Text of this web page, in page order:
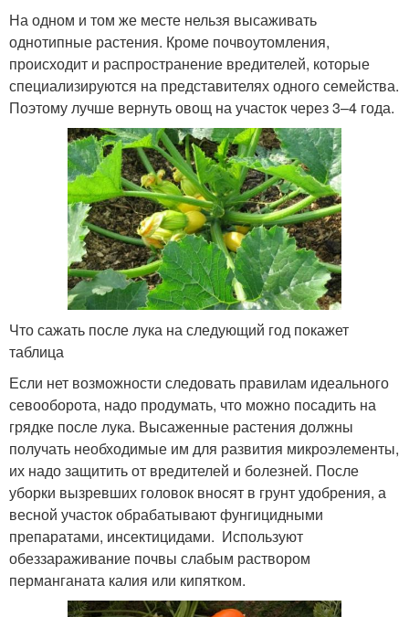
На одном и том же месте нельзя высаживать
однотипные растения. Кроме почвоутомления,
происходит и распространение вредителей, которые
специализируются на представителях одного семейства.
Поэтому лучше вернуть овощ на участок через 3–4 года.
Что сажать после лука на следующий год покажет
таблица
Если нет возможности следовать правилам идеального
севооборота, надо продумать, что можно посадить на
грядке после лука. Высаженные растения должны
получать необходимые им для развития микроэлементы,
их надо защитить от вредителей и болезней. После
уборки вызревших головок вносят в грунт удобрения, а
весной участок обрабатывают фунгицидными
препаратами, инсектицидами. Используют
обеззараживание почвы слабым раствором
перманганата калия или кипятком.